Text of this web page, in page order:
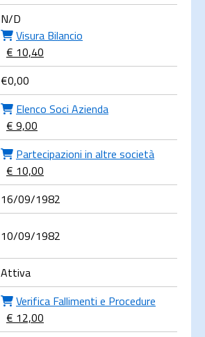
N/D
Visura Bilancio
€ 10,40
€0,00
Elenco Soci Azienda
€ 9,00
Partecipazioni in altre società
€ 10,00
16/09/1982
10/09/1982
Attiva
Verifica Fallimenti e Procedure
€ 12,00